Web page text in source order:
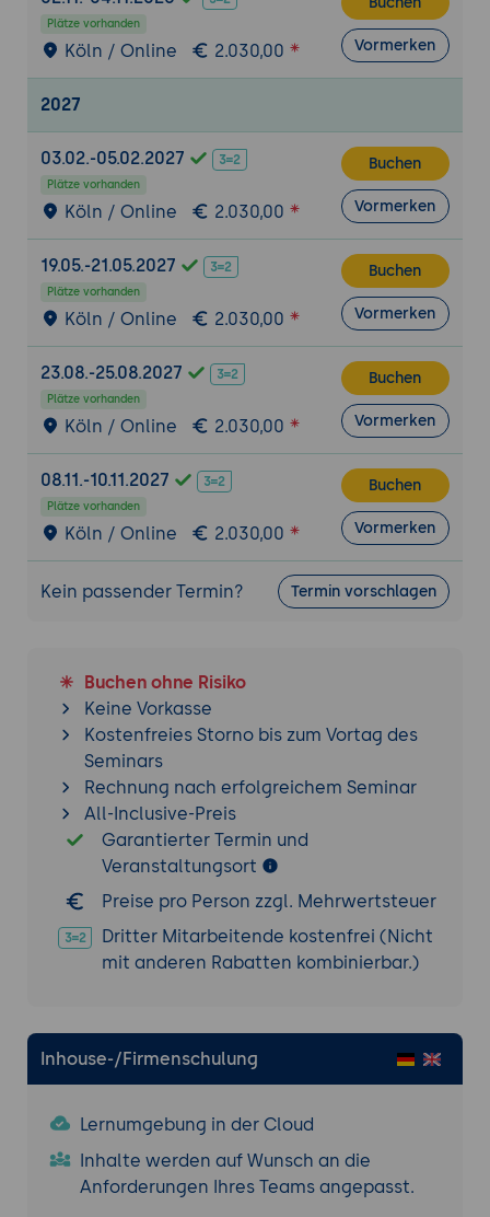
könnten.
Storytelling und Gamification: Erarbeitung
einer ansprechenden Geschichte oder
eines Narrativs, um die Gamification-
Elemente zu einem sinnvollen und
zusammenhängenden Erlebnis zu
verknüpfen.
User Experience (UX): Berücksichtigung der
Benutzerfreundlichkeit und des Designs,
um eine reibungslose und angenehme
Erfahrung für die Teilnehmer
sicherzustellen.
Test und Feedback: Durchführung von
Testläufen und Einholung von Feedback
von Testnutzern, um frühzeitig mögliche
Probleme zu erkennen und das Design zu
optimieren.
Technische Umsetzung
Auswahl der Technologie: Evaluierung
verschiedener technischer Lösungen und
Plattformen, die für die Implementierung
der Gamification-Kampagne geeignet
Planung, wie die Gamification-Elemente in
die bestehende Website, Mobile-Apps
oder Social-Media-Plattformen integriert
werden können.
Datensicherheit und Datenschutz:
Sicherstellung, dass die erhobenen Daten
sicher und gemäß den geltenden
Datenschutzrichtlinien behandelt werden.
Monitoring und Analytik: Implementierung
von Tools zur Überwachung der Teilnahme
und Interaktion der Kunden, um den Erfolg
der Gamification-Kampagne zu messen
Plätze vorhanden
Köln / Online 2.030,00 Vormerken
2027
03.02.-05.02.2027
Plätze vorhanden
Köln / Online 2.030,00
Buchen
Vormerken
19.05.-21.05.2027
Plätze vorhanden
Köln / Online 2.030,00
Buchen
Vormerken
23.08.-25.08.2027
Plätze vorhanden
Köln / Online 2.030,00
Buchen
Vormerken
08.11.-10.11.2027
Plätze vorhanden
Köln / Online 2.030,00
Buchen
Vormerken
Kein passender Termin? Termin vorschlagen
Buchen ohne Risiko
Keine Vorkasse
Kostenfreies Storno bis zum Vortag des
Seminars
Rechnung nach erfolgreichem Seminar
All-Inclusive-Preis
Garantierter Termin und
Veranstaltungsort
Preise pro Person zzgl. Mehrwertsteuer
Dritter Mitarbeitende kostenfrei (Nicht
mit anderen Rabatten kombinierbar.)
Inhouse-/Firmenschulung
Lernumgebung in der Cloud
Inhalte werden auf Wunsch an die
Anforderungen Ihres Teams angepasst.